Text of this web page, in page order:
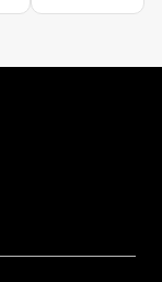
SCENTED
CREAM